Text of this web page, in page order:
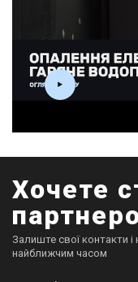
Хочете
Залиште свої контакти
найближчим часом